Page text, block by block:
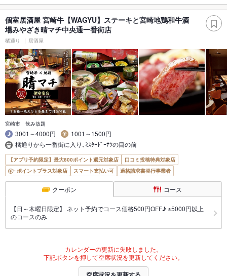
個室居酒屋 宮崎牛【WAGYU】ステーキと宮崎地鶏和牛酒
場みやざき晴マチ中央通一番街店
橘通り 居酒屋
宮崎市 飲み放題
3001～4000円
1001～1500円
橘通りから一番街に入り､ﾐｽﾀｰﾄﾞｰﾅﾂの目の前
【アプリ予約限定】最大800ポイント還元対象店
口コミ投稿特典対象店
ポイントプラス対象店
スマート支払い可 適格請求書発行事業者
クーポン コース
【日～木曜日限定】 ネット予約でコース価格500円OFF♪ ※5000円以上
のコースのみ
カレンダーの更新に失敗しました。
下記ボタンを押して空席状況を更新してください。